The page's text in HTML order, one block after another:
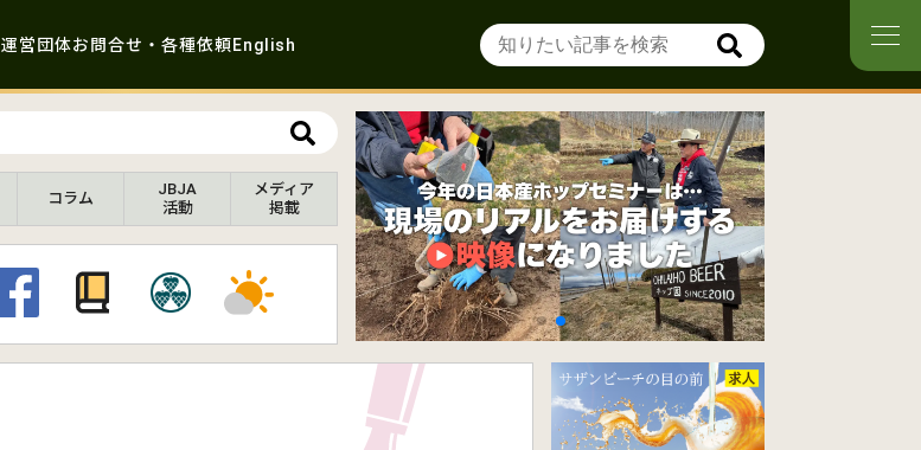
運営団体お問合せ・各種依頼English
コラム
JBJA
活動
メディア
掲載